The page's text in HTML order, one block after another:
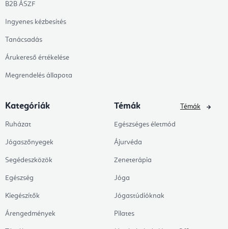
B2B ÁSZF
Ingyenes kézbesítés
Tanácsadás
Árukereső értékelése
Megrendelés állapota
Kategóriák
Ruházat
Jógaszőnyegek
Segédeszközök
Egészség
Kiegészítők
Árengedmények
Témák
Egészséges életmód
Ájurvéda
Zeneterápia
Jóga
Jógastúdióknak
Pilates
Témák